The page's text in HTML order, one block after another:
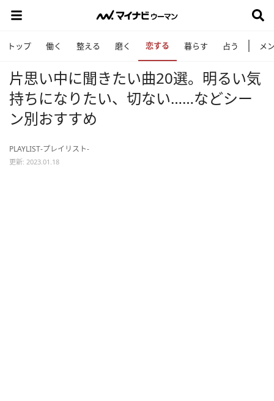
トップ 働く 整える 磨く 恋する 暮らす 占う メ
片思い中に聞きたい曲20選。明るい気
持ちになりたい、切ない……などシー
ン別おすすめ
PLAYLIST-プレイリスト-
更新: 2023.01.18